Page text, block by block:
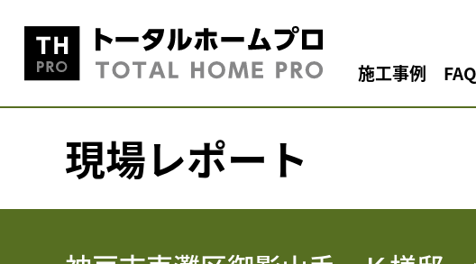
施工事例 FAQ
現場レポート